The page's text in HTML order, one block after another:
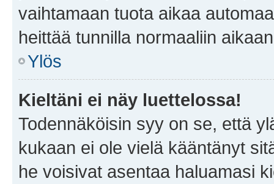
vaihtamaan tuota aikaa
heittää tunnilla normaaliin
Ylös
Kieltäni ei näy luettelossa!
Todennäköisin syy on se, että
kukaan ei ole vielä kääntänyt
he voisivat asentaa haluamasi